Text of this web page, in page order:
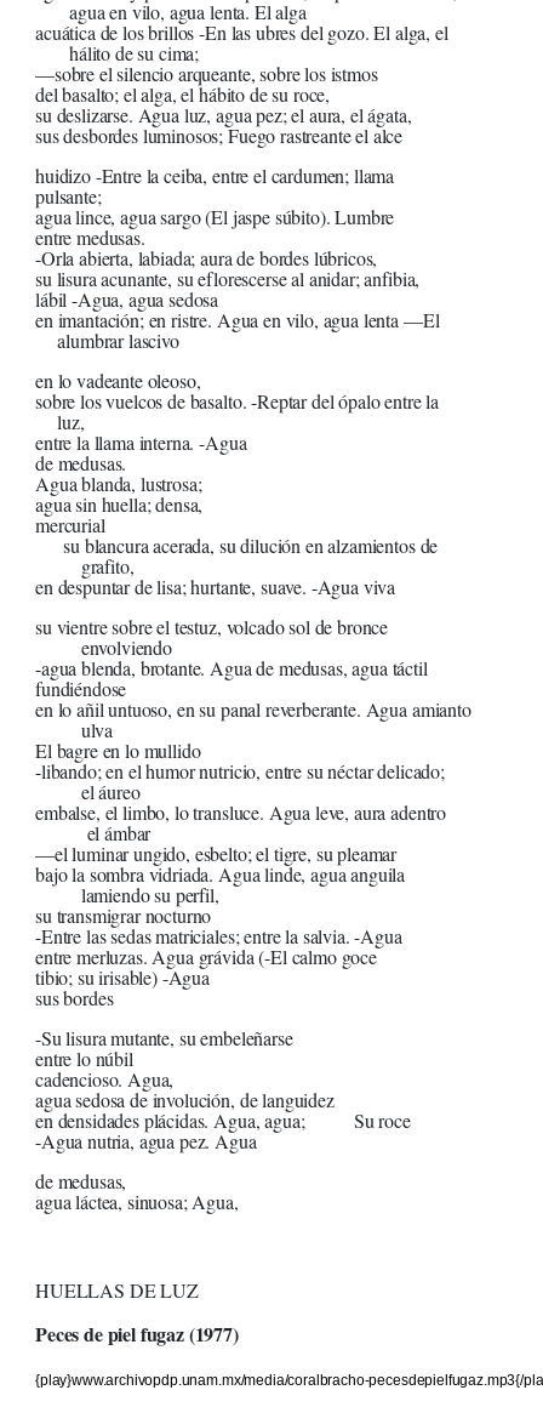
agua en vilo, agua lenta. El alga
acuática de los brillos -En las ubres del gozo. El alga, el
hálito de su cima;
—sobre el silencio arqueante, sobre los istmos
del basalto; el alga, el hábito de su roce,
su deslizarse. Agua luz, agua pez; el aura, el ágata,
sus desbordes luminosos; Fuego rastreante el alce
huidizo -Entre la ceiba, entre el cardumen; llama
pulsante;
agua lince, agua sargo (El jaspe súbito). Lumbre
entre medusas.
-Orla abierta, labiada; aura de bordes lúbricos,
su lisura acunante, su eflorescerse al anidar; anfibia,
lábil -Agua, agua sedosa
en imantación; en ristre. Agua en vilo, agua lenta —El
alumbrar lascivo
en lo vadeante oleoso,
sobre los vuelcos de basalto. -Reptar del ópalo entre la
luz,
entre la llama interna. -Agua
de medusas.
Agua blanda, lustrosa;
agua sin huella; densa,
mercurial
su blancura acerada, su dilución en alzamientos de
grafito,
en despuntar de lisa; hurtante, suave. -Agua viva
su vientre sobre el testuz, volcado sol de bronce
envolviendo
-agua blenda, brotante. Agua de medusas, agua táctil
fundiéndose
en lo añil untuoso, en su panal reverberante. Agua amianto
ulva
El bagre en lo mullido
-libando; en el humor nutricio, entre su néctar delicado;
el áureo
embalse, el limbo, lo transluce. Agua leve, aura adentro
el ámbar
—el luminar ungido, esbelto; el tigre, su pleamar
bajo la sombra vidriada. Agua linde, agua anguila
lamiendo su perfil,
su transmigrar nocturno
-Entre las sedas matriciales; entre la salvia. -Agua
entre merluzas. Agua grávida (-El calmo goce
tibio; su irisable) -Agua
sus bordes
-Su lisura mutante, su embeleñarse
entre lo núbil
cadencioso. Agua,
agua sedosa de involución, de languidez
en densidades plácidas. Agua, agua; Su roce
-Agua nutria, agua pez. Agua
de medusas,
agua láctea, sinuosa; Agua,
HUELLAS DE LUZ
Peces de piel fugaz (1977)
{play}www.archivopdp.unam.mx/media/coralbracho-pecesdepielfugaz.mp3{/